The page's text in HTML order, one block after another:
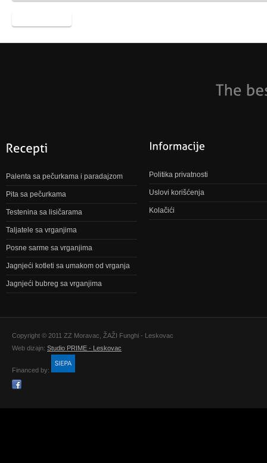
Palenta sa pečurkama i paradajzom
Pita sa pečurkama
Testenina sa lisičarama
Taljatele sa vrganjima
Posne sarme sa vrganjima
Jagnjeći kotleti sa umakom od vrganja
Jagnjeći bubreg sa vrganjima
Politika privatnosti
Uslovi korišćenja
Kolačići
Copyright © 2011 ZZ Moravac, ŽAŽI Funghi - Leskovac
Web dizajn: Studio PRIME - Leskovac
Financed by: